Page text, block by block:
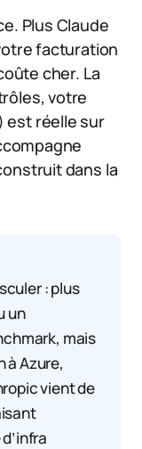
Plus Claude
facturation
cher. La
votre
est réelle sur
dans la
: plus
un
mais
à Azure,
vient de